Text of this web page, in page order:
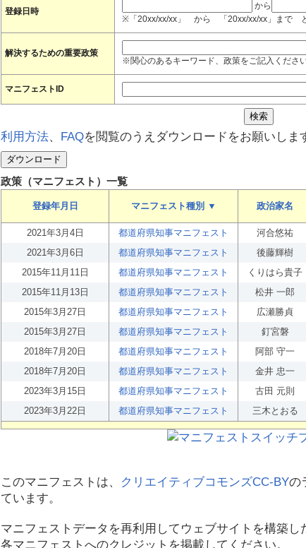
登録日時
から
※「20xx/xx/xx」 から 「20xx/xx/xx」まで と
解決するための重要政策
※関心のあるキーワード、政策をご記入ください
マニフェストID
利用方法、 FAQを閲覧のうえダウンロードをお願いしま
政策（マニフェスト）一覧
登録年月日 マニフェスト種別 ▼ 政治家名
2021年3月4日
都道府県知事マニフェスト 河合悠祐
2021年3月6日
都道府県知事マニフェスト 後藤輝樹
2015年11月11日
都道府県知事マニフェスト くりはら貴子
2015年11月13日
都道府県知事マニフェスト 松井 一郎
2015年3月27日
都道府県知事マニフェスト 広瀬勝貞
2015年3月27日
都道府県知事マニフェスト 釘宮磐
2018年7月20日
都道府県知事マニフェスト 阿部 守一
2018年7月20日
都道府県知事マニフェスト 金井 忠一
2023年3月15日
都道府県知事マニフェスト 古田 元則
2023年3月22日
都道府県知事マニフェスト 三木とおる
このマニフェストは、 クリエイティブコモンズCC-BYの
ています。
マニフェストデータを再利用してウェブサイトを構築し
各マニフェストへのクレジットを掲載してください。